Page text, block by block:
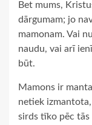
Bet mums,
dārgumam; jo
mamonam. Vai
naudu, vai arī
būt.
Mamons ir
netiek
sirds tīko pēc tās